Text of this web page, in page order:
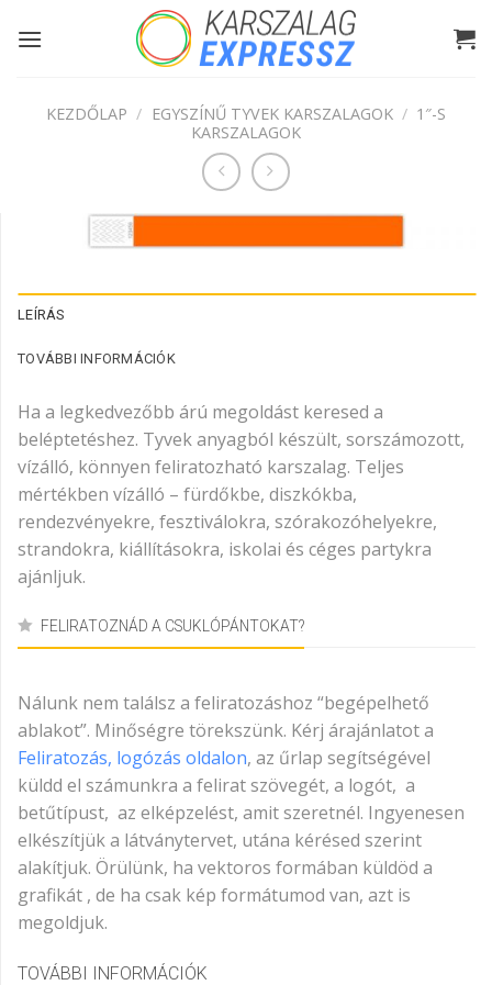
KEZDŐLAP / EGYSZÍNŰ TYVEK KARSZALAGOK / 1″-S
KARSZALAGOK
LEÍRÁS
TOVÁBBI INFORMÁCIÓK
Ha a legkedvezőbb árú megoldást keresed a
beléptetéshez. Tyvek anyagból készült, sorszámozott,
vízálló, könnyen feliratozható karszalag. Teljes
mértékben vízálló – fürdőkbe, diszkókba,
rendezvényekre, fesztiválokra, szórakozóhelyekre,
strandokra, kiállításokra, iskolai és céges partykra
ajánljuk.
FELIRATOZNÁD A CSUKLÓPÁNTOKAT?
Nálunk nem találsz a feliratozáshoz “begépelhető
ablakot”. Minőségre törekszünk. Kérj árajánlatot a
Feliratozás, logózás oldalon, az űrlap segítségével
küldd el számunkra a felirat szövegét, a logót, a
betűtípust, az elképzelést, amit szeretnél. Ingyenesen
elkészítjük a látványtervet, utána kérésed szerint
alakítjuk. Örülünk, ha vektoros formában küldöd a
grafikát , de ha csak kép formátumod van, azt is
megoldjuk.
TOVÁBBI INFORMÁCIÓK